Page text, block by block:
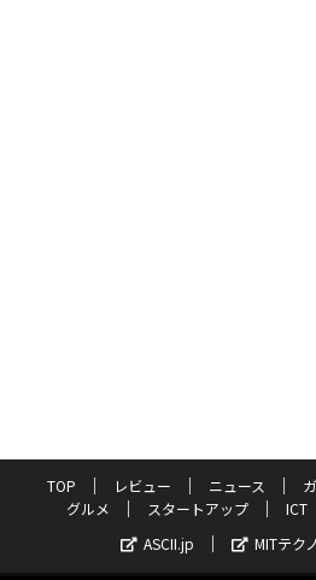
TOP レビュー ニュース
グルメ
スタートアップ ICT
ASCII.jp
MITテク